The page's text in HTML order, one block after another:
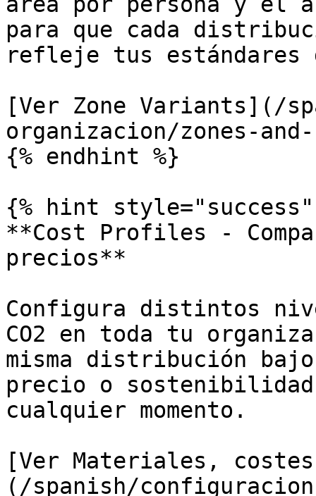
para que cada
refleje tus
[Ver Zone Variants](/
organizacion/zones-
{% endhint %}
{% hint style="success"
**Cost Profiles -
precios**
Configura distintos
CO2 en toda tu
misma distribución
precio o
cualquier momento.
[Ver Materiales, costes
(/spanish/